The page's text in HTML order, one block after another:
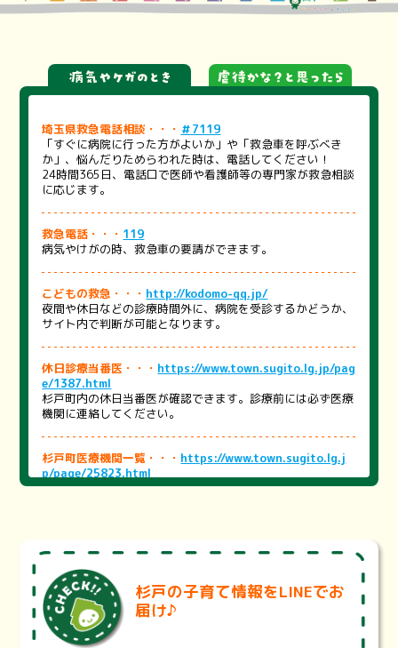
埼玉県救急電話相談・・・ ＃7119
「すぐに病院に行った方がよいか」や「救急車を呼ぶべき
か」、悩んだりためらわれた時は、電話してください！
24時間365日、電話口で医師や看護師等の専門家が救急相談
に応じます。
救急電話・・・ 119
病気やけがの時、救急車の要請ができます。
こどもの救急・・・ http://kodomo-qq.jp/
夜間や休日などの診療時間外に、病院を受診するかどうか、
サイト内で判断が可能となります。
休日診療当番医・・・ https://www.town.sugito.lg.jp/pag
e/1387.html
杉戸町内の休日当番医が確認できます。診療前には必ず医療
機関に連絡してください。
杉戸町医療機関一覧・・・ https://www.town.sugito.lg.j
p/page/25823.html
町内の医療機関をまとめました。医療機関を探す際にご活用
埼玉県医療機能情報提供システム・・・
itama.lg.jp/
診療科目、診療曜日・時間、地域、最寄り駅から医療機関や
薬局を検索することが出来ます。また、設備や体制、対応で
きる治療内容などの項目で検索することもできます。
杉戸の子育て情報をLINEでお
届け♪